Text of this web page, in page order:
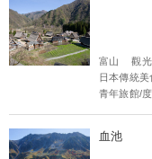
富山 觀光
日本傳統美
青年旅館/
血池